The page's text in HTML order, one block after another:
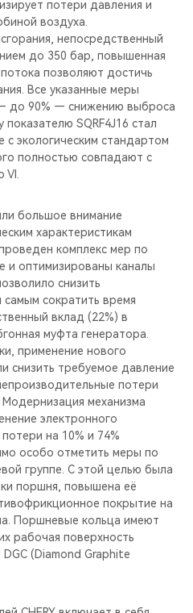
потери давления и
воздуха.
непосредственный
до 350 бар, повышенная
позволяют достичь
Все указанные меры
до 90% — снижению выброса
SQRF4J16 стал
экологическим стандартом
полностью совпадают с
большое внимание
характеристикам
комплекс мер по
и оптимизированы каналы
снизить
сократить время
вклад (22%) в
муфта генератора.
применение нового
снизить требуемое давление
потери
механизма
электронного
на 10% и 74%
особо отметить меры по
группе. С этой целью была
поршня, повышена её
покрытие на
Поршневые кольца имеют
рабочая поверхность
(Diamond Graphite